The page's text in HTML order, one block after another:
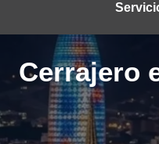
Cerrajero